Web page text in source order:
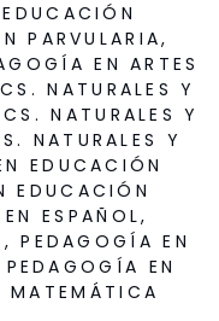
EDUCACIÓN
PARVULARIA,
EN ARTES
NATURALES Y
NATURALES Y
NATURALES Y
EDUCACIÓN
EDUCACIÓN
ESPAÑOL,
,PEDAGOGÍA EN
PEDAGOGÍA EN
MATEMÁTICA